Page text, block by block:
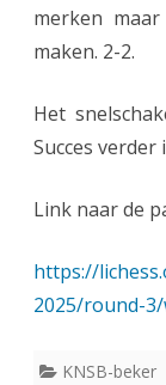
merken
maken. 2-2.
Het
Succes
Link naar de
https://
2025/round-3/
KNSB-beker